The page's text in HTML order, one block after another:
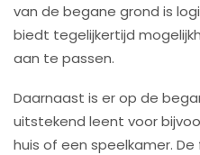
van de begane grond is
biedt tegelijkertijd
aan te passen.
Daarnaast is er op de
uitstekend leent voor
huis of een speelkamer.